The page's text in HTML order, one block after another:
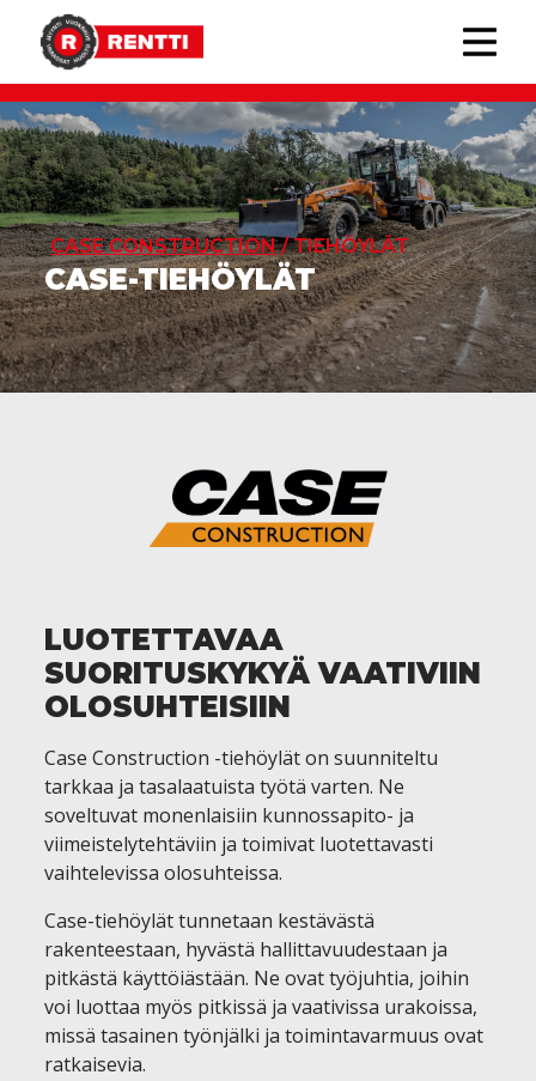
CASE CONSTRUCTION/ TIEHÖYLÄT
CASE-TIEHÖYLÄT
LUOTETTAVAA
SUORITUSKYKYÄ VAATIVIIN
OLOSUHTEISIIN
Case Construction -tiehöylät on suunniteltu
tarkkaa ja tasalaatuista työtä varten. Ne
soveltuvat monenlaisiin kunnossapito- ja
viimeistelytehtäviin ja toimivat luotettavasti
vaihtelevissa olosuhteissa.
Case-tiehöylät tunnetaan kestävästä
rakenteestaan, hyvästä hallittavuudestaan ja
pitkästä käyttöiästään. Ne ovat työjuhtia, joihin
voi luottaa myös pitkissä ja vaativissa urakoissa,
missä tasainen työnjälki ja toimintavarmuus ovat
ratkaisevia.